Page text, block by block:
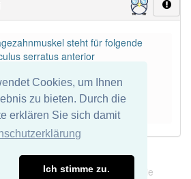
Cookies, um Ihnen
zu bieten. Durch die
erklären Sie sich damit
Ich stimme zu.
steht für folgende
serratus anterior
inferior
Garantie und keine Haftung für die